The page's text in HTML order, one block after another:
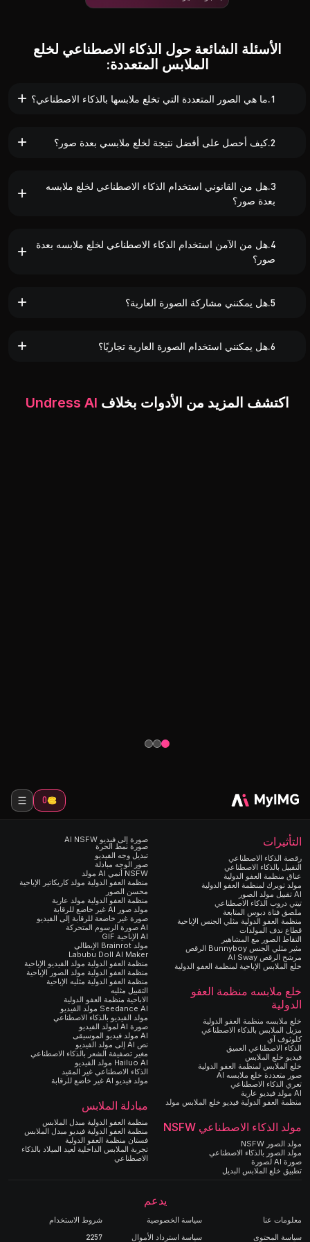
الأسئلة الشائعة حول الذكاء الاصطناعي لخلع
الملابس المتعددة:
1.ما هي الصور المتعددة التي تخلع ملابسها بالذكاء الاصطناعي؟
2.كيف أحصل على أفضل نتيجة لخلع ملابسي بعدة صور؟
3.هل من القانوني استخدام الذكاء الاصطناعي لخلع ملابسه
بعدة صور؟
4.هل من الآمن استخدام الذكاء الاصطناعي لخلع ملابسه بعدة
صور؟
5.هل يمكنني مشاركة الصورة العارية؟
6.هل يمكنني استخدام الصورة العارية تجاريًا؟
اكتشف المزيد من الأدوات بخلاف Undress AI
0
التأثيرات
رقصة الذكاء الاصطناعي
التقبيل بالذكاء الاصطناعي
عناق منظمة العفو الدولية
مولد تويرك لمنظمة العفو الدولية
AI تقبيل مولد الصور
تيتي دروب الذكاء الاصطناعي
ملصق فتاة دبوس المتابعة
منظمة العفو الدولية مثلي الجنس الإباحية
قطاع ندف المولدات
التقاط الصور مع المشاهير
مثير مثلي الجنس Bunnyboy الرقص
مرشح الرقص AI Sway
خلع الملابس الإباحية لمنظمة العفو الدولية
خلع ملابسه منظمة العفو
الدولية
خلع ملابسه منظمة العفو الدولية
مزيل الملابس بالذكاء الاصطناعي
كلوثوف آي
الذكاء الاصطناعي العميق
فيديو خلع الملابس
خلع الملابس لمنظمة العفو الدولية
صور متعددة خلع ملابسه AI
تعري الذكاء الاصطناعي
AI مولد فيديو عارية
منظمة العفو الدولية فيديو خلع الملابس مولد
مولد الذكاء الاصطناعي NSFW
مولد الصور NSFW
مولد الصور بالذكاء الاصطناعي
صورة AI لصورة
تطبيق خلع الملابس البديل
صورة إلى فيديو AI NSFW
صورة نمط الحرة
تبديل وجه الفيديو
صور الوجه مبادلة
NSFW أنمي AI مولد
منظمة العفو الدولية مولد كاريكاتير الإباحية
محسن الصور
منظمة العفو الدولية مولد عارية
مولد صور AI غير خاضع للرقابة
صورة غير خاضعة للرقابة إلى الفيديو
AI صورة الرسوم المتحركة
AI الإباحية GIF
مولد Brainrot الإيطالي
Labubu Doll AI Maker
منظمة العفو الدولية مولد الفيديو الإباحية
منظمة العفو الدولية مولد الصور الإباحية
منظمة العفو الدولية مثليه الإباحية
التقبيل مثليه
الاباحية منظمة العفو الدولية
Seedance AI مولد الفيديو
مولد الفيديو بالذكاء الاصطناعي
صورة AI لمولد الفيديو
AI مولد فيديو الموسيقى
نص AI إلى مولد الفيديو
مغير تصفيفة الشعر بالذكاء الاصطناعي
Hailuo AI مولد الفيديو
الذكاء الاصطناعي غير المقيد
مولد فيديو AI غير خاضع للرقابة
مبادلة الملابس
منظمة العفو الدولية مبدل الملابس
منظمة العفو الدولية فيديو مبدل الملابس
فستان منظمة العفو الدولية
تجربة الملابس الداخلية لعيد الميلاد بالذكاء
الاصطناعي
يدعم
معلومات عنا سياسة الخصوصية
شروط الاستخدام
سياسة المحتوى
سياسة استرداد الأموال 2257